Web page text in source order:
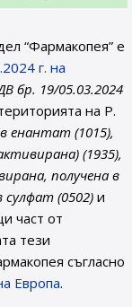
“Фармакопея” е
г. на
бр. 19/05.03.2024
на Р.
енантат (1015),
(1935),
получена в
сулфат (0502) и
част от
тези
съгласно
Европа.